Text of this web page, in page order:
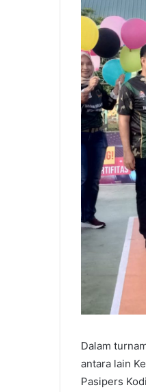
Dalam
antara lain
Pasipers